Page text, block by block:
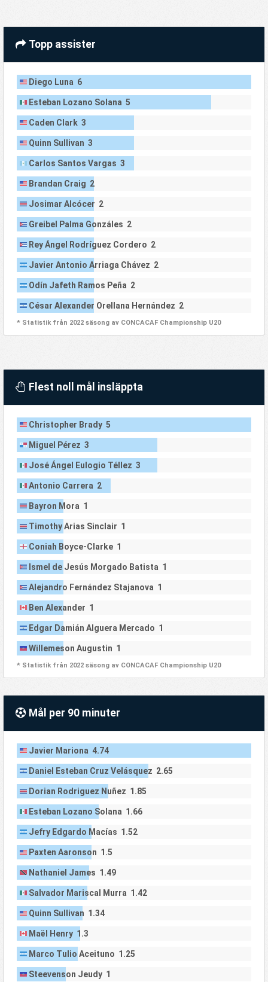
Topp assister
Diego Luna 6
Esteban Lozano Solana 5
Caden Clark 3
Quinn Sullivan 3
Carlos Santos Vargas 3
Brandan Craig 2
Josimar Alcócer 2
Greibel Palma Gonzáles 2
Rey Ángel Rodríguez Cordero 2
Javier Antonio Arriaga Chávez 2
Odín Jafeth Ramos Peña 2
César Alexander Orellana Hernández 2
* Statistik från 2022 säsong av CONCACAF Championship U20
Flest noll mål insläppta
Christopher Brady 5
Miguel Pérez 3
José Ángel Eulogio Téllez 3
Antonio Carrera 2
Bayron Mora 1
Timothy Arias Sinclair 1
Coniah Boyce-Clarke 1
Ismel de Jesús Morgado Batista 1
Alejandro Fernández Stajanova 1
Ben Alexander 1
Edgar Damián Alguera Mercado 1
Willemeson Augustin 1
* Statistik från 2022 säsong av CONCACAF Championship U20
Mål per 90 minuter
Javier Mariona 4.74
Daniel Esteban Cruz Velásquez 2.65
Dorian Rodriguez Nuñez 1.85
Esteban Lozano Solana 1.66
Jefry Edgardo Macías 1.52
Paxten Aaronson 1.5
Nathaniel James 1.49
Salvador Mariscal Murra 1.42
Quinn Sullivan 1.34
Maël Henry 1.3
Marco Tulio Aceituno 1.25
Steevenson Jeudy 1